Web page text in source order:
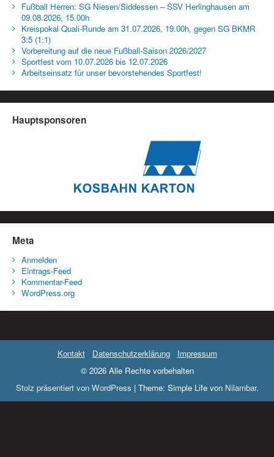
Fußball Herren: SG Niesen/Siddessen – SSV Herlinghausen am
09.08.2026, 15.00h
Kreispokal Quali-Runde am 31.07.2026, 19.00h, gegen SG BKMR
3:5 (1:1)
Vorbereitung auf die neue Fußball-Saison 2026/2027
Sportfest vom 10.07.2026 bis 12.07.2026
Arbeitseinsatz für unser bevorstehendes Sportfest!
Hauptsponsoren
Meta
Anmelden
Eintrags-Feed
Kommentar-Feed
WordPress.org
Kontakt Datenschutzerklärung
Impressum
© 2026 Alle Rechte vorbehalten
Stolz präsentiert von WordPress | Theme: Simple Life von Nilambar.